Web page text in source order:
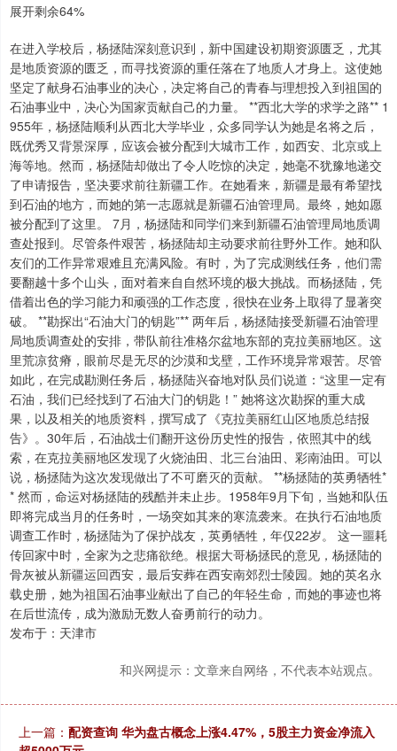
展开剩余64%
在进入学校后，杨拯陆深刻意识到，新中国建设初期资源匮乏，尤其
是地质资源的匮乏，而寻找资源的重任落在了地质人才身上。这使她
坚定了献身石油事业的决心，决定将自己的青春与理想投入到祖国的
石油事业中，决心为国家贡献自己的力量。 **西北大学的求学之路** 1
955年，杨拯陆顺利从西北大学毕业，众多同学认为她是名将之后，
既优秀又背景深厚，应该会被分配到大城市工作，如西安、北京或上
海等地。然而，杨拯陆却做出了令人吃惊的决定，她毫不犹豫地递交
了申请报告，坚决要求前往新疆工作。在她看来，新疆是最有希望找
到石油的地方，而她的第一志愿就是新疆石油管理局。最终，她如愿
被分配到了这里。 7月，杨拯陆和同学们来到新疆石油管理局地质调
查处报到。尽管条件艰苦，杨拯陆却主动要求前往野外工作。她和队
友们的工作异常艰难且充满风险。有时，为了完成测线任务，他们需
要翻越十多个山头，面对着来自自然环境的极大挑战。而杨拯陆，凭
借着出色的学习能力和顽强的工作态度，很快在业务上取得了显著突
破。 **勘探出“石油大门的钥匙”** 两年后，杨拯陆接受新疆石油管理
局地质调查处的安排，带队前往准格尔盆地东部的克拉美丽地区。这
里荒凉贫瘠，眼前尽是无尽的沙漠和戈壁，工作环境异常艰苦。尽管
如此，在完成勘测任务后，杨拯陆兴奋地对队员们说道：“这里一定有
石油，我们已经找到了石油大门的钥匙！” 她将这次勘探的重大成
果，以及相关的地质资料，撰写成了《克拉美丽红山区地质总结报
告》。30年后，石油战士们翻开这份历史性的报告，依照其中的线
索，在克拉美丽地区发现了火烧油田、北三台油田、彩南油田。可以
说，杨拯陆为这次发现做出了不可磨灭的贡献。 **杨拯陆的英勇牺牲*
* 然而，命运对杨拯陆的残酷并未止步。1958年9月下旬，当她和队伍
即将完成当月的任务时，一场突如其来的寒流袭来。在执行石油地质
调查工作时，杨拯陆为了保护战友，英勇牺牲，年仅22岁。 这一噩耗
传回家中时，全家为之悲痛欲绝。根据大哥杨拯民的意见，杨拯陆的
骨灰被从新疆运回西安，最后安葬在西安南郊烈士陵园。她的英名永
载史册，她为祖国石油事业献出了自己的年轻生命，而她的事迹也将
在后世流传，成为激励无数人奋勇前行的动力。
发布于：天津市
和兴网提示：文章来自网络，不代表本站观点。
上一篇： 配资查询 华为盘古概念上涨4.47%，5股主力资金净流入